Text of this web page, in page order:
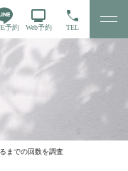
予約 Web予約 TEL
までの回数を調査